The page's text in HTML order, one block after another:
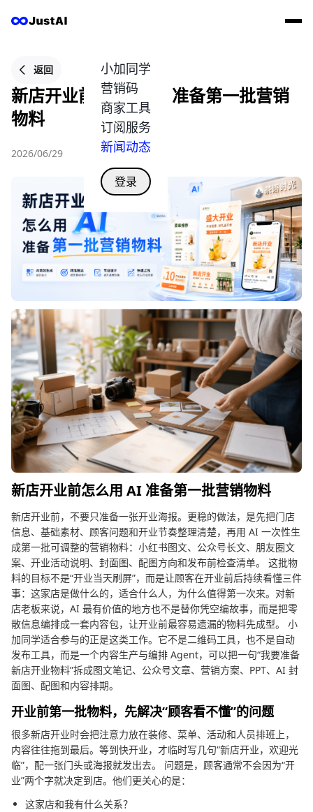
小加同学
营销码
商家工具
订阅服务
新闻动态
登录
返回
新店开业前怎么用 AI 准备第一批营销
物料
2026/06/29
新店开业前怎么用 AI 准备第一批营销物料
新店开业前，不要只准备一张开业海报。更稳的做法，是先把门店
信息、基础素材、顾客问题和开业节奏整理清楚，再用 AI 一次性生
成第一批可调整的营销物料：小红书图文、公众号长文、朋友圈文
案、开业活动说明、封面图、配图方向和发布前检查清单。 这批物
料的目标不是“开业当天刷屏”，而是让顾客在开业前后持续看懂三件
事：这家店是做什么的，适合什么人，为什么值得第一次来。对新
店老板来说，AI 最有价值的地方也不是替你凭空编故事，而是把零
散信息编排成一套内容包，让开业前最容易遗漏的物料先成型。 小
加同学适合参与的正是这类工作。它不是二维码工具，也不是自动
发布工具，而是一个内容生产与编排 Agent，可以把一句“我要准备
新店开业物料”拆成图文笔记、公众号文章、营销方案、PPT、AI 封
面图、配图和内容排期。
开业前第一批物料，先解决“顾客看不懂”的问题
很多新店开业时会把注意力放在装修、菜单、活动和人员排班上，
内容往往拖到最后。等到快开业，才临时写几句“新店开业，欢迎光
临”，配一张门头或海报就发出去。 问题是，顾客通常不会因为“开
业”两个字就决定到店。他们更关心的是：
这家店和我有什么关系？